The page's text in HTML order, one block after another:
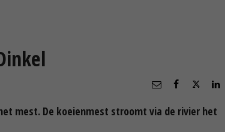
mest. De koeienmest stroomt via de rivier het